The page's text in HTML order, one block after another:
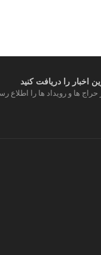
اخبار را دریافت کنید
ها و رویداد ها را اطلاع